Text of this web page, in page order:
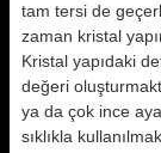
tam tersi de
zaman kristal
Kristal yapıdaki
değeri
ya da çok ince
sıklıkla